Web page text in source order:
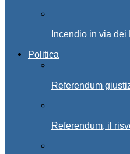
Incendio in via
Politica
Referendum
Referendum, il